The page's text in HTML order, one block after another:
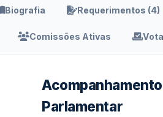
Biografia Requerimentos (4)
Comissões Ativas
Parlamentar